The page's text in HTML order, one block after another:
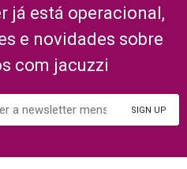
já está operacional,
e novidades sobre
com jacuzzi